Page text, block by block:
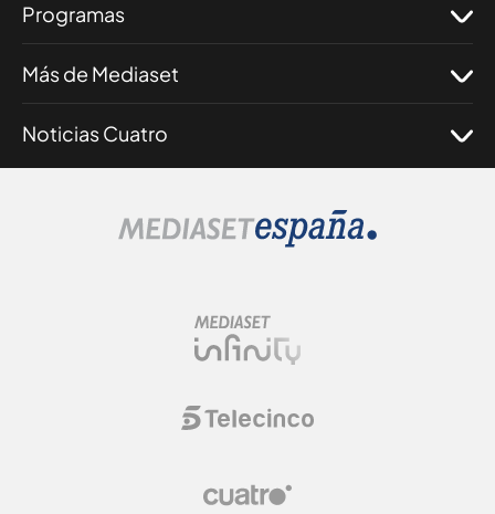
Programas
Más de Mediaset
Noticias Cuatro